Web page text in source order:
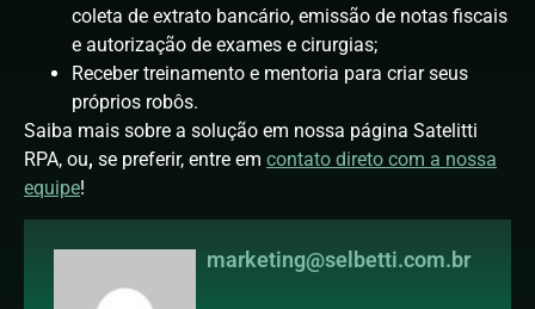
coleta de extrato bancário, emissão de notas fiscais
e autorização de exames e cirurgias;
Receber treinamento e mentoria para criar seus
próprios robôs.
Saiba mais sobre a solução em nossa página Satelitti
RPA, ou, se preferir, entre em contato direto com a nossa
equipe!
marketing@selbetti.com.br